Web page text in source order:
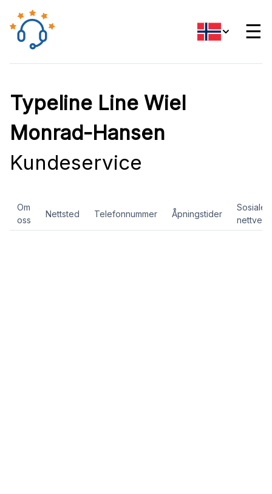
☰
Typeline Line Wiel
Monrad-Hansen
Kundeservice
Om
oss
Nettsted Telefonnummer Åpningstider
Sosiale
nettverk